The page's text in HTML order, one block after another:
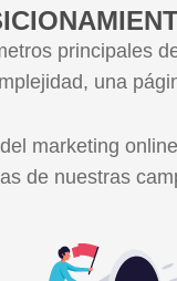
principales
una
marketing
de nuestras